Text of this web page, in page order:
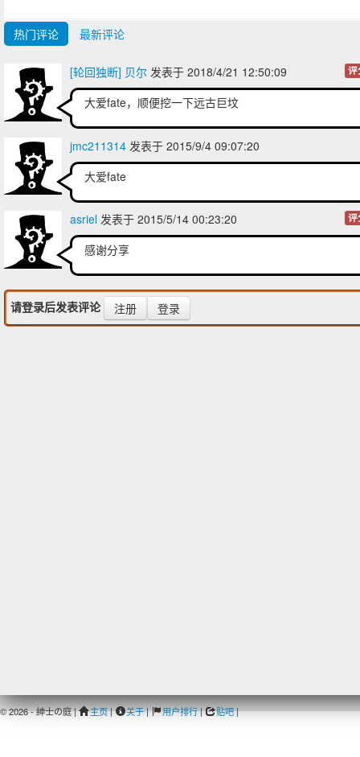
热门评论 最新评论
[轮回独断] 贝尔 发表于 2018/4/21 12:50:09 评
大爱fate，顺便挖一下远古巨坟
jmc211314 发表于 2015/9/4 09:07:20
大爱fate
asriel 发表于 2015/5/14 00:23:20 评
感谢分享
请登录后发表评论 注册 登录
© 2026 - 紳士の庭 | 主页| 关于| 用户排行| 贴吧|